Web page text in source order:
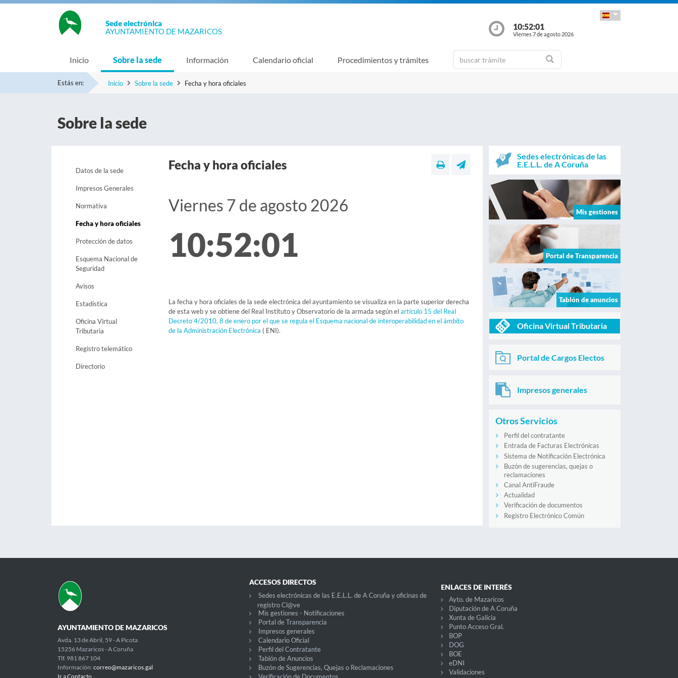
Sede electrónica
AYUNTAMIENTO DE MAZARICOS
10:52:02
Viernes 7 de agosto 2026
Inicio Sobre la sede Información Calendario oficial Procedimientos y trámites
Estás en: Inicio Sobre la sede Fecha y hora oficiales
Sobre la sede
Datos de la sede
Impresos Generales
Normativa
Fecha y hora oficiales
Protección de datos
Esquema Nacional de
Seguridad
Avisos
Estadística
Oficina Virtual
Tributaria
Registro telemático
Directorio
Fecha y hora oficiales
Viernes 7 de agosto 2026
10:52:02
La fecha y hora oficiales de la sede electrónica del ayuntamiento se visualiza en la parte superior derecha
de esta web y se obtiene del Real Instituto y Observatorio de la armada según elartículo 15 del Real
Decreto 4/2010, 8 de enero por el que se regula el Esquema nacional de interoperabilidad en el ámbito
de la Administración Electrónica ( ENI).
Sedes electrónicas de las
E.E.L.L. de A Coruña
Mis gestiones
Portal de Transparencia
Tablón de anuncios
Oficina Virtual Tributaria
Portal de Cargos Electos
Impresos generales
Otros Servicios
Perfil del contratante
Entrada de Facturas Electrónicas
Sistema de Notificación Electrónica
Buzón de sugerencias, quejas o
reclamaciones
Canal AntiFraude
Actualidad
Verificación de documentos
Registro Electrónico Común
AYUNTAMIENTO DE MAZARICOS
Avda. 13 de Abril, 59 - A Picota
15256 Mazaricos - A Coruña
Tlf. 981 867 104
Información: correo@mazaricos.gal
Ir a Contacto
ACCESOS DIRECTOS
Sedes electrónicas de las E.E.L.L. de A Coruña y oficinas de
registro Cl@ve
Mis gestiones - Notificaciones
Portal de Transparencia
Impresos generales
Calendario Oficial
Perfil del Contratante
Tablón de Anuncios
Buzón de Sugerencias, Quejas o Reclamaciones
ENLACES DE INTERÉS
Ayto. de Mazaricos
Diputación de A Coruña
Xunta de Galicia
Punto Acceso Gral.
BOP
DOG
BOE
eDNI
Validaciones